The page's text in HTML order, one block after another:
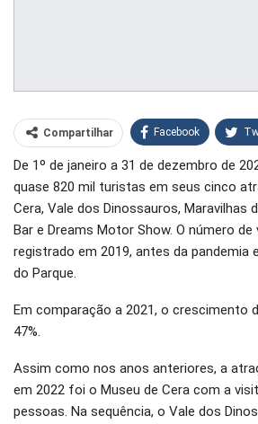
Compartilhar Facebook
WhatsApp
O email
De 1º de janeiro a 31 de dezembro de
quase 820 mil turistas em seus cinco
Cera, Vale dos Dinossauros, Maravilhas
Bar e Dreams Motor Show. O número
registrado em 2019, antes da pandemia
do Parque.
Em comparação a 2021, o crescimento
47%.
Assim como nos anos anteriores, a
em 2022 foi o Museu de Cera com a
pessoas. Na sequência, o Vale dos